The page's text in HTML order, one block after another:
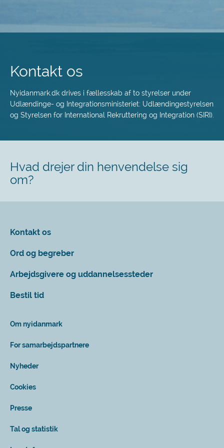
Kontakt os
Nyidanmark.dk drives i fællesskab af to styrelser under
Udlændinge- og Integrationsministeriet: Udlændingestyrelsen
og Styrelsen for International Rekruttering og Integration (SIRI).
Hvad drejer din henvendelse sig
om?
Kontakt os
Ord og begreber
Arbejdsgivere og uddannelsessteder
Bestil tid
Om nyidanmark
For samarbejdspartnere
Nyheder
Cookies
Presse
Tal og statistik